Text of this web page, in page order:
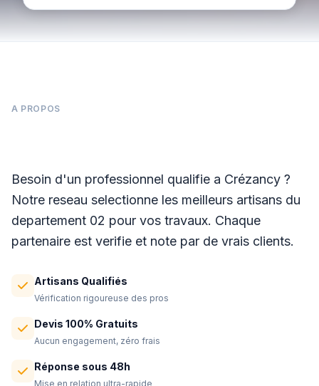
A PROPOS
Besoin d'un professionnel qualifie a Crézancy ?
Notre reseau selectionne les meilleurs artisans du
departement 02 pour vos travaux. Chaque
partenaire est verifie et note par de vrais clients.
Artisans Qualifiés
Vérification rigoureuse des pros
Devis 100% Gratuits
Aucun engagement, zéro frais
Réponse sous 48h
Mise en relation ultra-rapide